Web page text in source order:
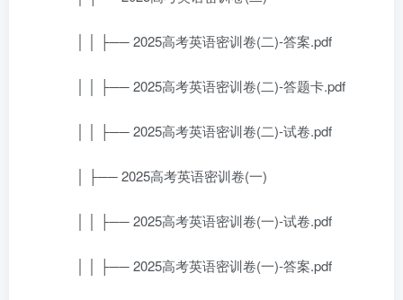
│ │ ├── 2025高考英语密训卷(二)-答案.pdf
│ │ ├── 2025高考英语密训卷(二)-答题卡.pdf
│ │ ├── 2025高考英语密训卷(二)-试卷.pdf
│ ├── 2025高考英语密训卷(一)
│ │ ├── 2025高考英语密训卷(一)-试卷.pdf
│ │ ├── 2025高考英语密训卷(一)-答案.pdf